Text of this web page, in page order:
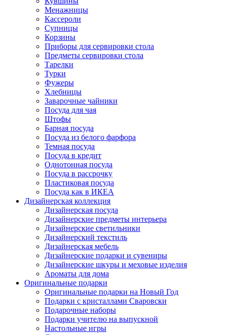
Менажницы
Кассероли
Супницы
Корзины
Приборы для сервировки стола
Предметы сервировки стола
Тарелки
Турки
Фужеры
Хлебницы
Заварочные чайники
Посуда для чая
Штофы
Барная посуда
Посуда из белого фарфора
Темная посуда
Посуда в кредит
Однотонная посуда
Посуда в рассрочку
Пластиковая посуда
Посуда как в ИКЕА
Дизайнерская коллекция
Дизайнерская посуда
Дизайнерские предметы интерьера
Дизайнерские светильники
Дизайнерский текстиль
Дизайнерская мебель
Дизайнерские подарки и сувениры
Дизайнерские шкуры и меховые изделия
Ароматы для дома
Оригинальные подарки
Оригинальные подарки на Новый Год
Подарки с кристаллами Сваровски
Подарочные наборы
Подарки учителю на выпускной
Настольные игры